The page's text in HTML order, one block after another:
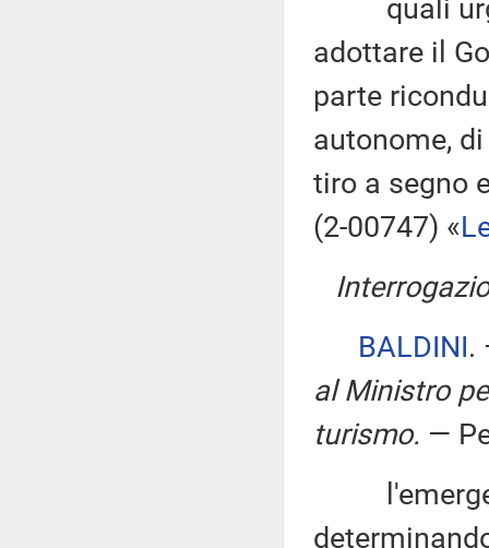
quali
adottare il
parte
autonome,
tiro a segno
(2-00747) «
BALDINI.
al Ministro
turismo. —